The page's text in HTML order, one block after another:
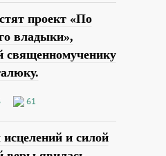
проект «По
владыки»,
священномученику
61
и силой